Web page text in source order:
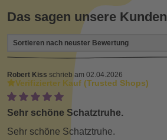
Das sagen unsere Kunden
Robert Kiss schrieb am 02.04.2026
Verifizierter Kauf (Trusted Shops)
Sehr schöne Schatztruhe.
Sehr schöne Schatztruhe.